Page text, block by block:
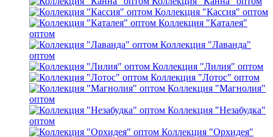
Коллекция "Кассия" оптом
Коллекция "Каталея"
оптом
Коллекция "Лаванда"
оптом
Коллекция "Лилия" оптом
Коллекция "Лотос" оптом
Коллекция "Магнолия"
оптом
Коллекция "Незабудка"
оптом
Коллекция "Орхидея"